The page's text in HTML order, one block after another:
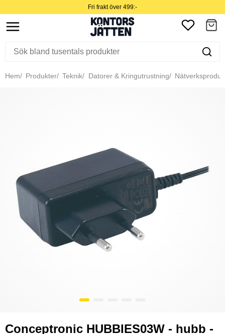
Fri frakt över 499:-
Hem Produkter Teknik Datorer & Kringutrustning
Conceptronic HUBBIES03W - hubb -